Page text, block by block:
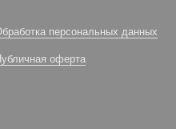
персональных данных
оферта